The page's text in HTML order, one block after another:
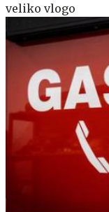
veliko vlogo